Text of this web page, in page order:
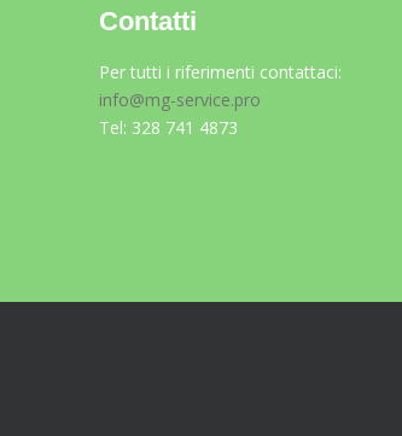
Contatti
Per tutti i riferimenti contattaci:
info@mg-service.pro
Tel: 328 741 4873